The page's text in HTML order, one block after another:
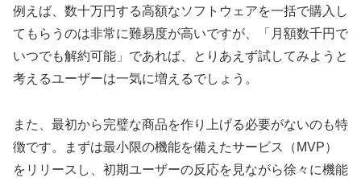
例えば、数十万円する高額なソフトウェアを一括で購入し
てもらうのは非常に難易度が高いですが、「月額数千円で
いつでも解約可能」であれば、とりあえず試してみようと
考えるユーザーは一気に増えるでしょう。
また、最初から完璧な商品を作り上げる必要がないのも特
徴です。まずは最小限の機能を備えたサービス（MVP）
をリリースし、初期ユーザーの反応を見ながら徐々に機能